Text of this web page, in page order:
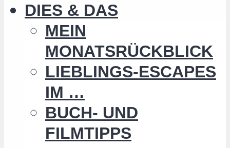
DIES & DAS
MEIN
MONATSRÜCKBLICK
LIEBLINGS-ESCAPES
IM …
BUCH- UND
FILMTIPPS